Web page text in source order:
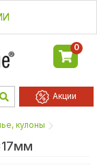
0
Акции
кулоны